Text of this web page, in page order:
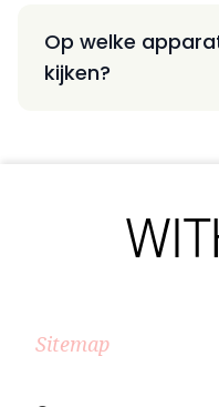
Op welke
kijken?
Sitemap